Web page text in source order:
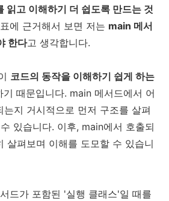
읽고 이해하기 더 쉽도록 만드는 것
에 근거해서 보면 저는 main 메서
한다고 생각합니다.
코드의 동작을 이해하기 쉽게 하는
기 때문입니다. main 메서드에서 어
는지 거시적으로 먼저 구조를 살펴
있습니다. 이후, main에서 호출되
살펴보며 이해를 도모할 수 있습니
드가 포함된 '실행 클래스'일 때를